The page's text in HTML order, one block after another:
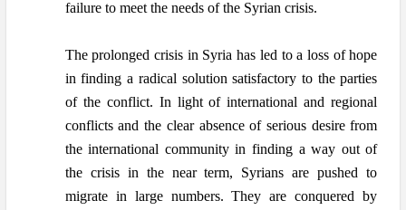
failure to meet the needs of the Syrian crisis.
The prolonged crisis in Syria has led to a loss of hope
in finding a radical solution satisfactory to the parties
of the conflict. In light of international and regional
conflicts and the clear absence of serious desire from
the international community in finding a way out of
the crisis in the near term, Syrians are pushed to
migrate in large numbers. They are conquered by